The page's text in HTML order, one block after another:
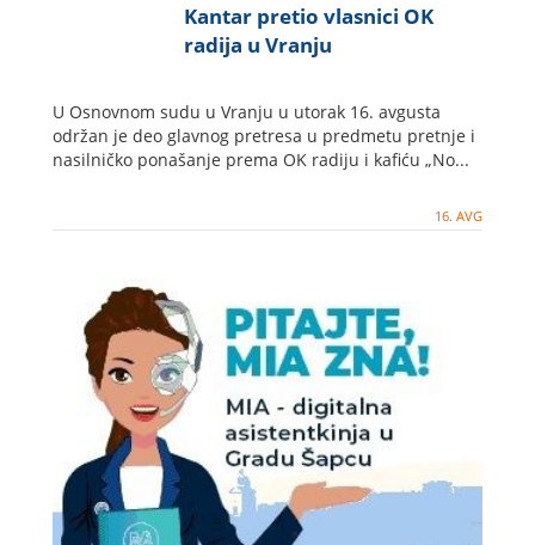
Kantar pretio vlasnici OK
radija u Vranju
U Osnovnom sudu u Vranju u utorak 16. avgusta
održan je deo glavnog pretresa u predmetu pretnje i
nasilničko ponašanje prema OK radiju i kafiću „No...
16. AVG